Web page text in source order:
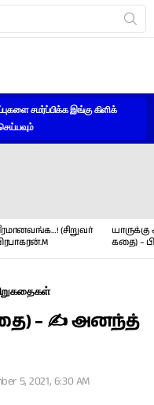
சமர்ப்பிக்க இங்கு கிளிக்
(சிறுவர்
யாருக்கு
கதை) –
– ✍ அனந்த்
5, 2021, 6:30 AM